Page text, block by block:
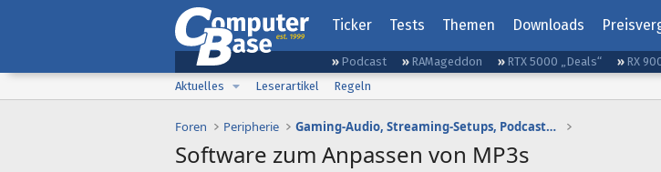
Ticker Tests Themen Downloads
Podcast RAMageddon RTX 5000 „Deals“ RX
Aktuelles
Leserartikel Regeln
Foren Peripherie Gaming-Audio, Streaming-Setups, Podcasting etc.
Software zum Anpassen von MP3s